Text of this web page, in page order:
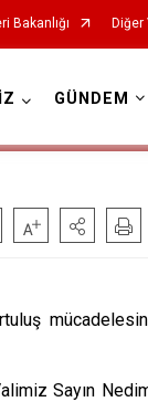
Bakanlığı
GÜNDEM
Sayın